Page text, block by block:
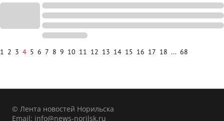
1 2 3 4 5 6 7 8 9 10 11 12 13 14 15 16 17 18 ... 68
© Лента новостей Норильска
Email: info@news-norilsk.ru